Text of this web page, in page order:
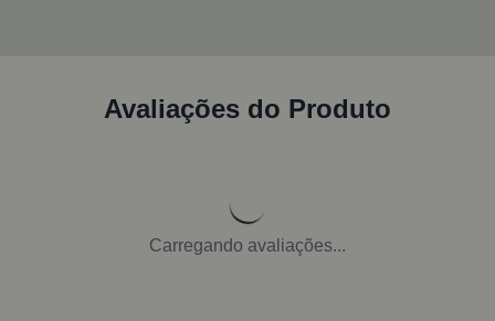
Avaliações do Produto
Carregando avaliações...